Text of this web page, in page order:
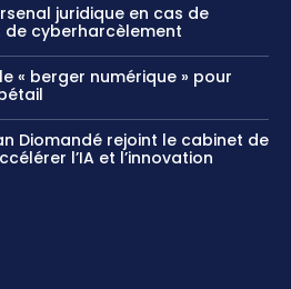
juridique en cas de
cyberharcèlement
« berger numérique » pour
Diomandé rejoint le cabinet de
l’IA et l’innovation